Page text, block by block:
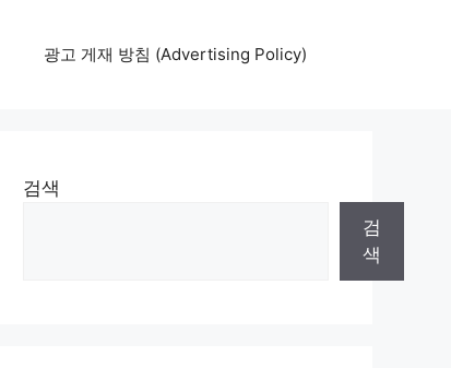
광고 게재 방침 (Advertising Policy)
검색
검
색